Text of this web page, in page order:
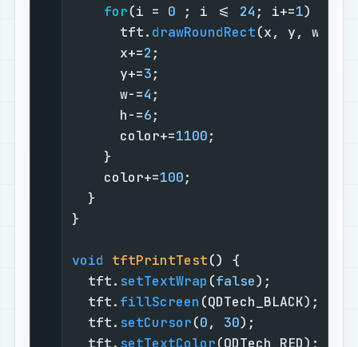
for(i = 0 ; i <= 24 ; i+=1) {
      tft.
drawRoundRect(x, y, w,
      x+=
2 ;
      y+=
3;
      w-=
4 ;
      h-=
6;
      color+=
1100;
    }
    color+=
100;
  }
}
void tftPrintTest()
{
  tft.
setTextWrap (false);
  tft.
fillScreen (QDTech_BLACK);
  tft.
setCursor(0, 30);
  tft.
setTextColor(QDTech_RED);